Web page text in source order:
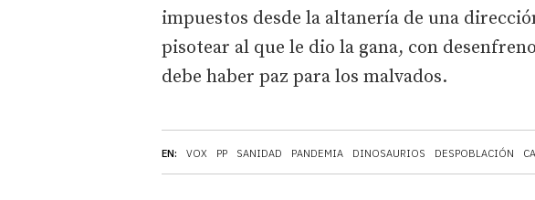
EN: VOX PP SANIDAD PANDEMIA DINOSAURIOS DESPOBLACIÓN
impuestos desde la altanería de una
pisotear al que le dio la gana, con
debe haber paz para los malvados.